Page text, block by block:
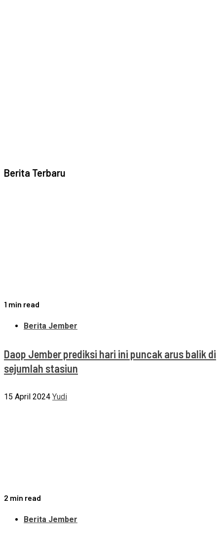
Berita Terbaru
1 min read
Berita Jember
Daop Jember prediksi hari ini puncak arus balik di
sejumlah stasiun
15 April 2024 Yudi
2 min read
Berita Jember